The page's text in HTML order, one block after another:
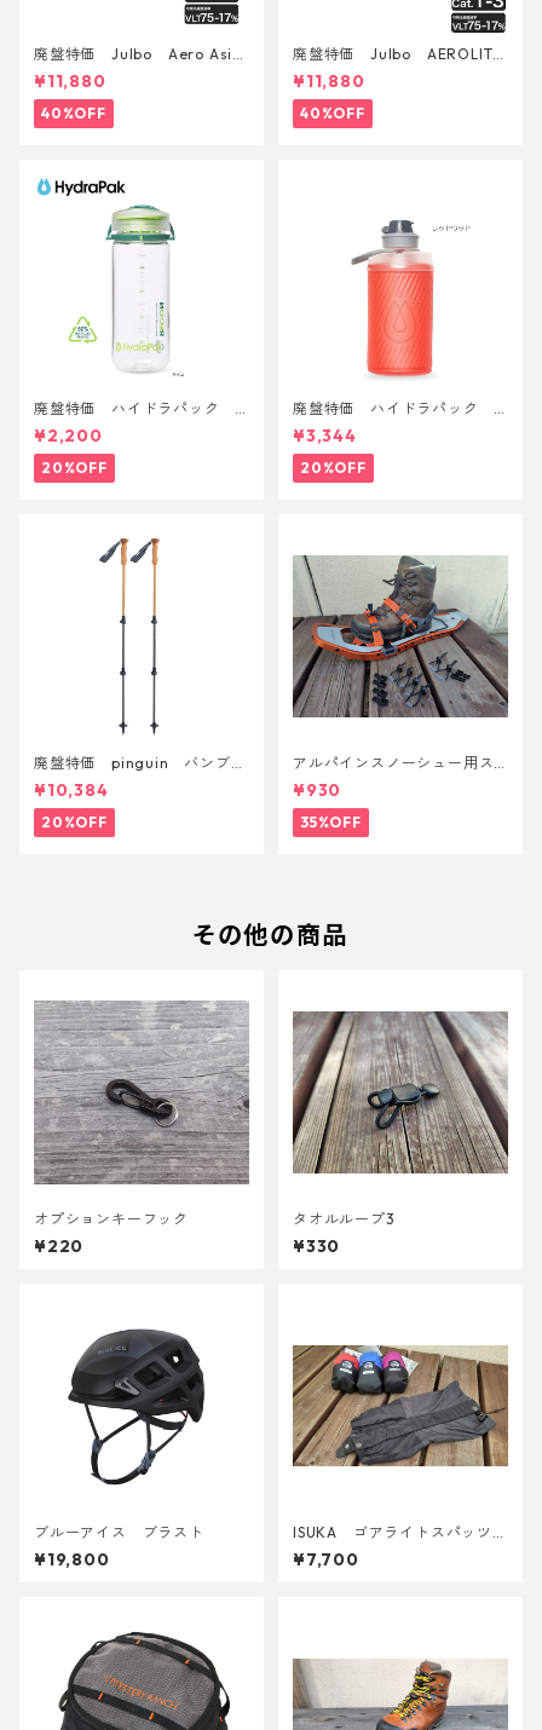
廃盤特価 Julbo Aero Asia
nFit
¥11,880
40%OFF
廃盤特価 Julbo AEROLITE
AsianFit
¥11,880
40%OFF
廃盤特価 ハイドラパック
リーコン ツイスト＆シップ 50
0ml
¥2,200
20%OFF
廃盤特価 ハイドラパック
フラックス 750ml
¥3,344
20%OFF
廃盤特価 pinguin バンブー
FLフォーム(ペア)
¥10,384
20%OFF
アルパインスノーシュー用ス
トラップキャッチ(ペア)
¥930
35%OFF
その他の商品
オプションキーフック
¥220
タオルループ3
¥330
ブルーアイス ブラスト
¥19,800
ISUKA ゴアライトスパッツカ
スタム BASE
¥7,700